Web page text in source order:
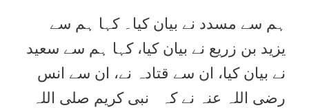
ہم سے مسدد نے بیان کیا۔ کہا ہم سے
یزید بن زریع نے بیان کیا، کہا ہم سے سعید
نے بیان کیا، ان سے قتادہ نے، ان سے انس
رضی اللہ عنہ نے کہ نبی کریم صلی اللہ